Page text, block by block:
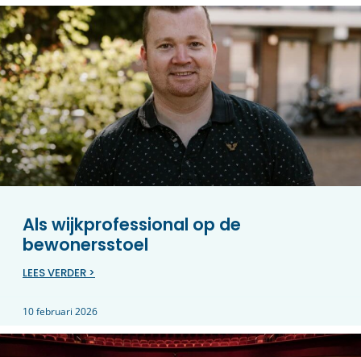
Als wijkprofessional op de
bewonersstoel
LEES VERDER >
10 februari 2026